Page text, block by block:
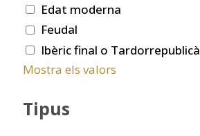
Edat moderna
Feudal
Ibèric final o Tardorrepublicà
Mostra els valors
Tipus